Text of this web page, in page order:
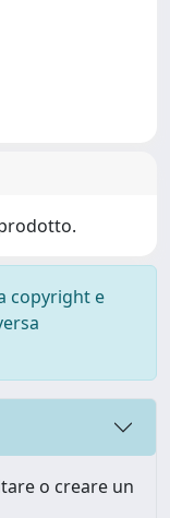
copyright e
o creare un